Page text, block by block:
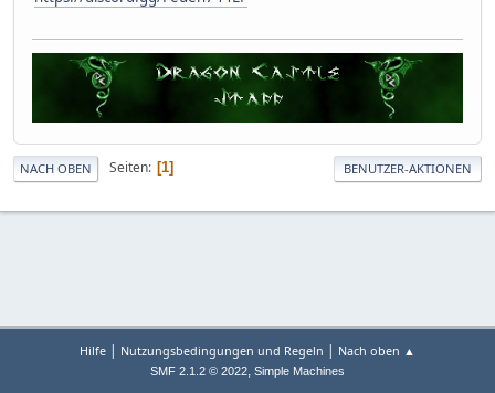
NACH OBEN Seiten 1 BENUTZER-AKTIONEN
Hilfe | Nutzungsbedingungen und Regeln | Nach oben ▲
SMF 2.1.2 © 2022, Simple Machines